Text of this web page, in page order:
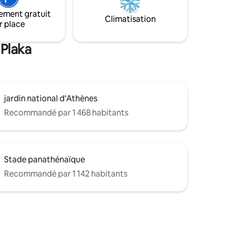
des
À
station
restaurants locaux, des cafés et des
boutiques. *** Aucune fête/aucun
événement de quelque nature que ce
gratuit
place
Climatisation
jardin national d’Athènes
Recommandé par 1 468 habitants
Stade panathénaïque
Recommandé par 1 142 habitants